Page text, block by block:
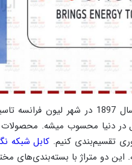
برند نگزنس در سال 1897 در
در دنیا محسوب میشه.
تقسیم‌بندی کنیم. کابل شبکه
این دو متراژ با بسته‌بندی‌های